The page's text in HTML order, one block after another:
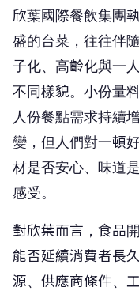
欣葉國際餐飲集團
盛的台菜，往往伴
子化、高齡化與一
不同樣貌。小份量
人份餐點需求持續
變，但人們對一頓
材是否安心、味道
感受。
對欣葉而言，食品
能否延續消費者長
源、供應商條件、